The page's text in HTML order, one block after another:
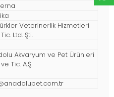
Veterinerlik Hizmetleri
Ltd. Şti.
Akvaryum ve Pet Ürünleri
Tic. A.Ş.